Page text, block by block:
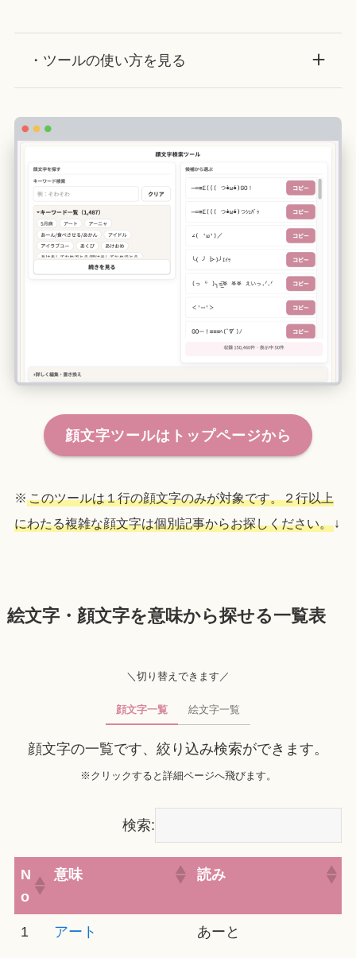
・ツールの使い方を見る
顔文字ツールはトップページから
※ このツールは１行の顔文字のみが対象です。２行以上
にわたる複雑な顔文字は個別記事からお探しください。↓
絵文字・顔文字を意味から探せる一覧表
＼切り替えできます／
顔文字一覧 絵文字一覧
顔文字の一覧です、絞り込み検索ができます。
※クリックすると詳細ページへ飛びます。
検索:
N
o
意味 読み
1 アート あーと